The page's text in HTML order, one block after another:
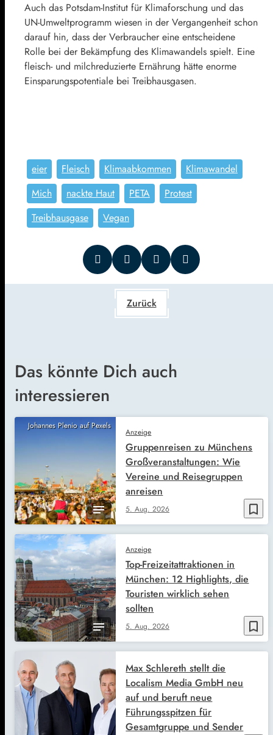
Auch das Potsdam-Institut für Klimaforschung und das
UN-Umweltprogramm wiesen in der Vergangenheit schon
darauf hin, dass der Verbraucher eine entscheidene
Rolle bei der Bekämpfung des Klimawandels spielt. Eine
fleisch- und milchreduzierte Ernährung hätte enorme
Einsparungspotentiale bei Treibhausgasen.
eier Fleisch Klimaabkommen
Klimawandel
Mich
nackte Haut PETA
Protest
Treibhausgase
Vegan
Zurück
Das könnte Dich auch
interessieren
Johannes Plenio auf Pexels
bookmark_border
Anzeige
5. Aug. 2026
Gruppenreisen zu Münchens
Großveranstaltungen: Wie
Vereine und Reisegruppen
anreisen
bookmark_border
Anzeige
5. Aug. 2026
Top-Freizeitattraktionen in
München: 12 Highlights, die
Touristen wirklich sehen
sollten
Max Schlereth stellt die
Localism Media GmbH neu
auf und beruft neue
Führungsspitzen für
Gesamtgruppe und Sender